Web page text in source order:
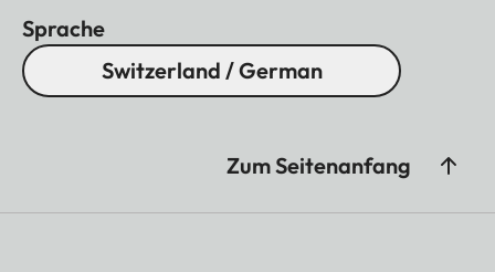
Sprache
Switzerland / German
Zum Seitenanfang